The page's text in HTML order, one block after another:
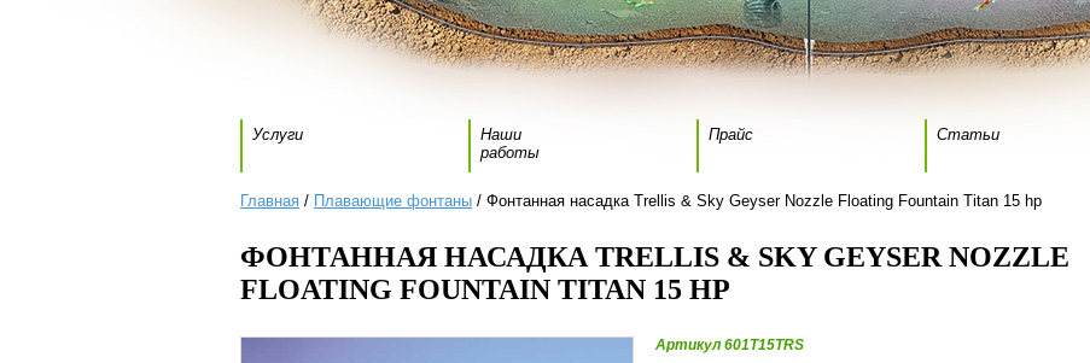
Услуги
Наши
работы
Прайс Статьи
Главная / Плавающие фонтаны / Фонтанная насадка Trellis & Sky Geyser Nozzle Floating Fountain Titan 15 hp
ФОНТАННАЯ НАСАДКА TRELLIS & SKY GEYSER NOZZLE
FLOATING FOUNTAIN TITAN 15 HP
Артикул 601T15TRS